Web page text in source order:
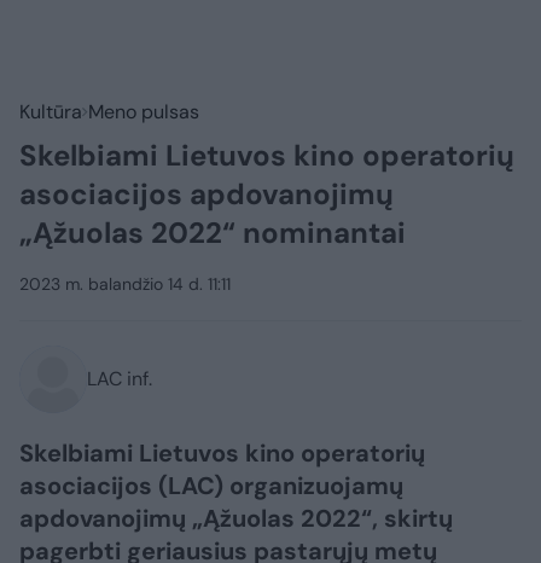
Kultūra Meno pulsas
Skelbiami Lietuvos kino operatorių
asociacijos apdovanojimų
„Ąžuolas 2022“ nominantai
2023 m. balandžio 14 d. 11:11
LAC inf.
Skelbiami Lietuvos kino operatorių
asociacijos (LAC) organizuojamų
apdovanojimų „Ąžuolas 2022“, skirtų
pagerbti geriausius pastarųjų metų